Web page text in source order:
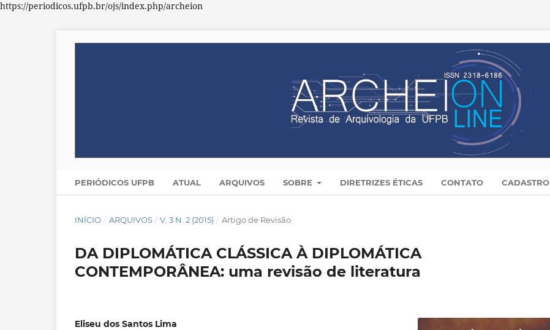
https://periodicos.ufpb.br/ojs/index.php/archeion
PERIÓDICOS UFPB ATUAL ARQUIVOS SOBRE DIRETRIZES ÉTICAS CONTATO CADASTRO
INÍCIO / ARQUIVOS / V. 3 N. 2 (2015) / Artigo de Revisão
DA DIPLOMÁTICA CLÁSSICA À DIPLOMÁTICA
CONTEMPORÂNEA: uma revisão de literatura
Eliseu dos Santos Lima